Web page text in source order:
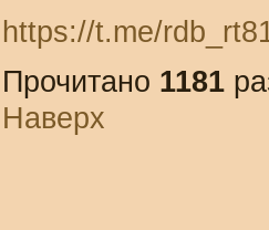
https://t.me/
Прочитано 1181
Наверх